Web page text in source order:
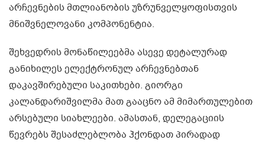
არჩევნების მთლიანობის უზრუნველყოფისთვის
მნიშვნელოვანი კომპონენტია.
შეხვედრის მონაწილეებმა ასევე დეტალურად
განიხილეს ელექტრონულ არჩევნებთან
დაკავშირებული საკითხები. გიორგი
კალანდარიშვილმა მათ გააცნო ამ მიმართულებით
არსებული სიახლეები. ამასთან, დელეგაციის
წევრებს შესაძლებლობა ჰქონდათ პირადად